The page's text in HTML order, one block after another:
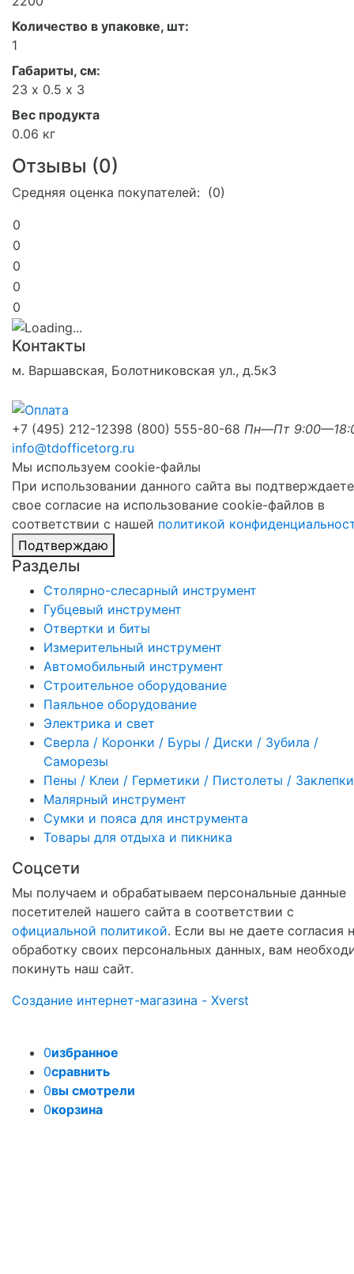
Количество в упаковке, шт:
1
Габариты, см:
23 х 0.5 х 3
Вес продукта
0.06 кг
Отзывы (0)
Средняя оценка покупателей: (0)
0
0
0
0
0
Контакты
м. Варшавская, Болотниковская ул., д.5к3
+7 (495) 212-12398 (800) 555-80-68 Пн—Пт
info@tdofficetorg.ru
Мы используем cookie-файлы
При использовании данного сайта вы подтверждаете
свое согласие на использование cookie-файлов в
соответствии с нашей политикой
Подтверждаю
Разделы
Столярно-слесарный инструмент
Губцевый инструмент
Отвертки и биты
Измерительный инструмент
Автомобильный инструмент
Строительное оборудование
Паяльное оборудование
Электрика и свет
Сверла / Коронки / Буры / Диски / Зубила /
Саморезы
Пены / Клеи / Герметики / Пистолеты / Заклепки
Малярный инструмент
Сумки и пояса для инструмента
Товары для отдыха и пикника
Соцсети
Мы получаем и обрабатываем персональные данные
посетителей нашего сайта в соответствии с
официальной политикой. Если вы не даете согласия
обработку своих персональных данных, вам
покинуть наш сайт.
Создание интернет-магазина - Xverst
0избранное
0сравнить
0вы смотрели
0корзина